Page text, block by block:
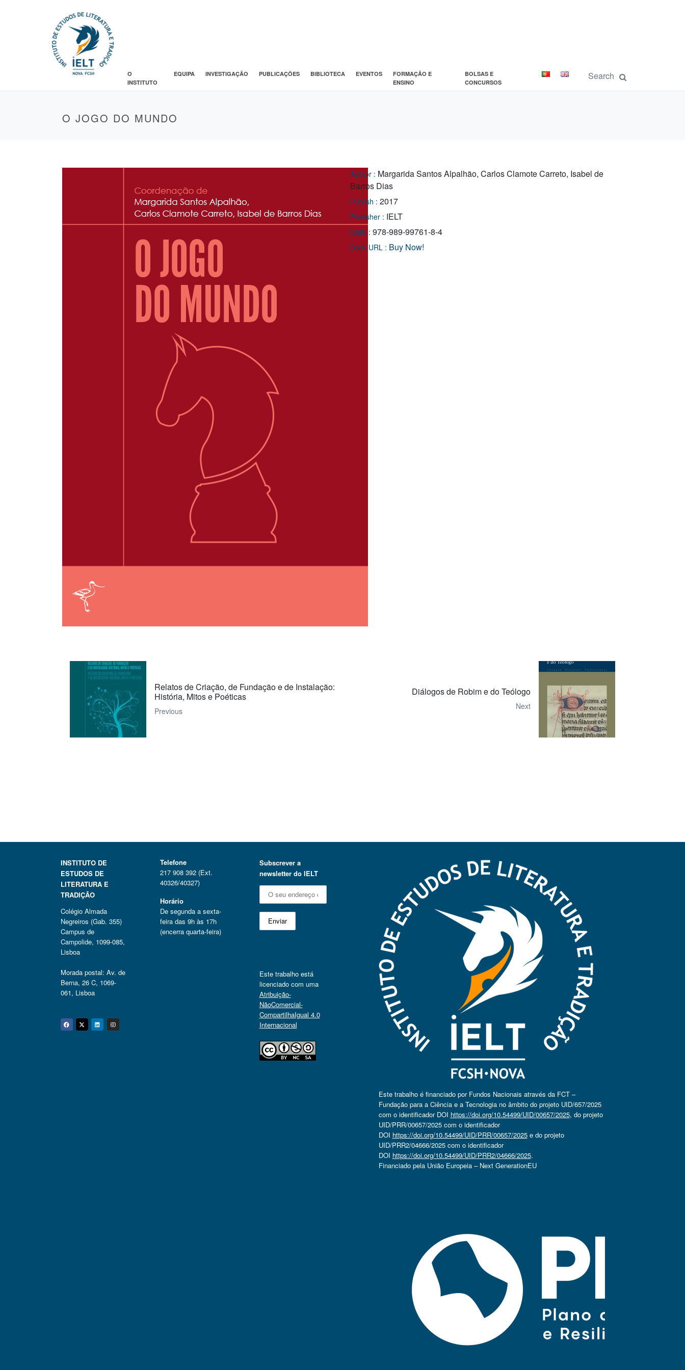
O
INSTITUTO
EQUIPA INVESTIGAÇÃO PUBLICAÇÕES BIBLIOTECA EVENTOS
FORMAÇÃO E
ENSINO
BOLSAS E
CONCURSOS
O JOGO DO MUNDO
Author : Margarida Santos Alpalhão, Carlos Clamote Carreto, Isabel de
Barros Dias
Publish : 2017
Publisher : IELT
ISBN : 978-989-99761-8-4
Book URL : Buy Now!
Relatos de Criação, de Fundação e de Instalação:
História, Mitos e Poéticas
Previous
Diálogos de Robim e do Teólogo
Next
INSTITUTO DE
ESTUDOS DE
LITERATURA E
TRADIÇÃO
Colégio Almada
Negreiros (Gab. 355)
Campus de
Campolide, 1099-085,
Lisboa
Morada postal: Av. de
Berna, 26 C, 1069-
061, Lisboa
Facebook
Twitter
Linkedin
Instagram
Telefone
217 908 392 (Ext.
40326/40327)
Horário
De segunda a sexta-
feira das 9h às 17h
(encerra quarta-feira)
Subscrever a
newsletter do IELT
Este trabalho está
licenciado com uma
Atribuição-
NãoComercial-
CompartilhaIgual 4.0
Internacional
Este trabalho é financiado por Fundos Nacionais através da FCT –
Fundação para a Ciência e a Tecnologia no âmbito do projeto UID/657/2025
com o identificador DOI https://doi.org/10.54499/UID/00657/2025, do projeto
UID/PRR/00657/2025 com o identificador
DOI https://doi.org/10.54499/UID/PRR/00657/2025e do projeto
UID/PRR2/04666/2025 com o identificador
DOI https://doi.org/10.54499/UID/PRR2/04666/2025.
Financiado pela União Europeia – Next GenerationEU